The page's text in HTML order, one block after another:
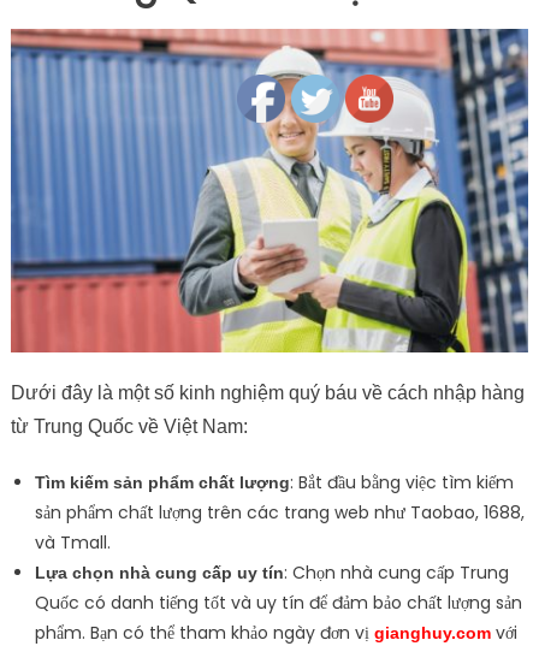
Dưới đây là một số kinh nghiệm quý báu về cách nhập hàng
từ Trung Quốc về Việt Nam:
Tìm kiếm sản phẩm chất lượng: Bắt đầu bằng việc tìm kiếm
sản phẩm chất lượng trên các trang web như Taobao, 1688,
và Tmall.
Lựa chọn nhà cung cấp uy tín: Chọn nhà cung cấp Trung
Quốc có danh tiếng tốt và uy tín để đảm bảo chất lượng sản
phẩm. Bạn có thể tham khảo ngày đơn vị gianghuy.comvới
Follow